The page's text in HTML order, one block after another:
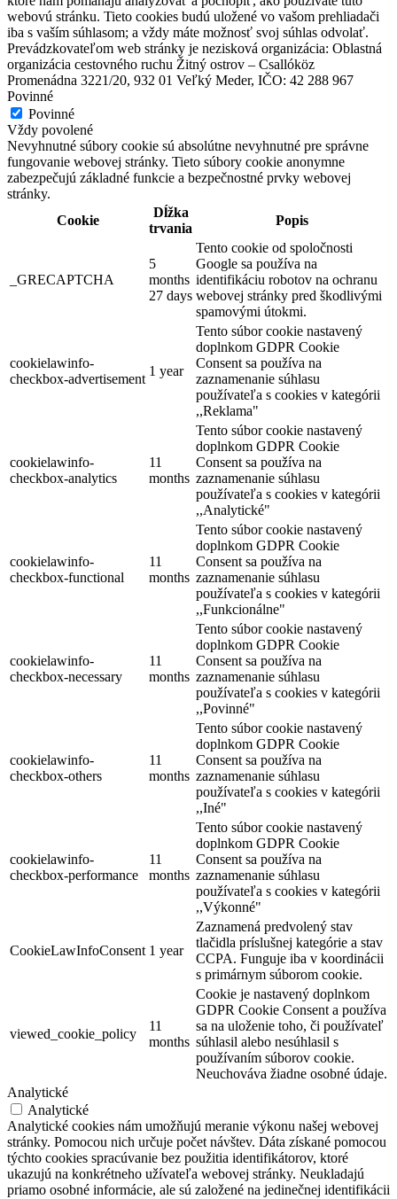
Vodný kolový mlyn a skanzen v Jelke
Turistické atrakcie
webovú stránku. Tieto cookies budú uložené vo vašom prehliadači
iba s vaším súhlasom; a vždy máte možnosť svoj súhlas odvolať.
Prevádzkovateľom web stránky je nezisková organizácia: Oblastná
organizácia cestovného ruchu Žitný ostrov – Csallóköz
Promenádna 3221/20, 932 01 Veľký Meder, IČO: 42 288 967
Povinné
Povinné
Vždy povolené
Nevyhnutné súbory cookie sú absolútne nevyhnutné pre správne
fungovanie webovej stránky. Tieto súbory cookie anonymne
zabezpečujú základné funkcie a bezpečnostné prvky webovej
stránky.
Cookie
Dĺžka
trvania
Popis
_GRECAPTCHA
5
months
27 days
Tento cookie od spoločnosti
Google sa používa na
identifikáciu robotov na ochranu
webovej stránky pred škodlivými
spamovými útokmi.
cookielawinfo-
checkbox-advertisement
1 year
Tento súbor cookie nastavený
doplnkom GDPR Cookie
Consent sa používa na
zaznamenanie súhlasu
používateľa s cookies v kategórii
,,Reklama"
cookielawinfo-
checkbox-analytics
11
months
Tento súbor cookie nastavený
doplnkom GDPR Cookie
Consent sa používa na
zaznamenanie súhlasu
používateľa s cookies v kategórii
,,Analytické"
cookielawinfo-
checkbox-functional
11
months
Tento súbor cookie nastavený
doplnkom GDPR Cookie
Consent sa používa na
zaznamenanie súhlasu
používateľa s cookies v kategórii
,,Funkcionálne"
cookielawinfo-
checkbox-necessary
11
months
Tento súbor cookie nastavený
doplnkom GDPR Cookie
Consent sa používa na
zaznamenanie súhlasu
používateľa s cookies v kategórii
,,Povinné"
cookielawinfo-
checkbox-others
11
months
Tento súbor cookie nastavený
doplnkom GDPR Cookie
Consent sa používa na
zaznamenanie súhlasu
používateľa s cookies v kategórii
,,Iné"
cookielawinfo-
checkbox-performance
11
months
Tento súbor cookie nastavený
doplnkom GDPR Cookie
Consent sa používa na
zaznamenanie súhlasu
používateľa s cookies v kategórii
,,Výkonné"
CookieLawInfoConsent 1 year
Zaznamená predvolený stav
tlačidla príslušnej kategórie a stav
CCPA. Funguje iba v koordinácii
s primárnym súborom cookie.
viewed_cookie_policy
11
months
Cookie je nastavený doplnkom
GDPR Cookie Consent a používa
sa na uloženie toho, či používateľ
súhlasil alebo nesúhlasil s
používaním súborov cookie.
Neuchováva žiadne osobné údaje.
Analytické
Analytické
Analytické cookies nám umožňujú meranie výkonu našej webovej
stránky. Pomocou nich určuje počet návštev. Dáta získané pomocou
týchto cookies spracúvanie bez použitia identifikátorov, ktoré
ukazujú na konkrétneho užívateľa webovej stránky. Neukladajú
priamo osobné informácie, ale sú založené na jedinečnej identifikácii